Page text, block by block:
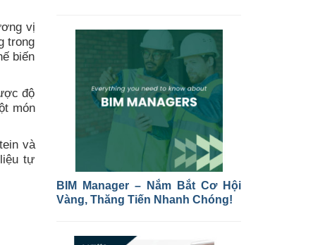
vị
trong
biến
độ
món
và
tự
BIM Manager – Nắm Bắt Cơ Hội
Vàng, Thăng Tiến Nhanh Chóng!